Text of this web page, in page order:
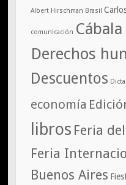
Albert Hirschman Brasil
comunicación
Derechos
Descuentos
economía
libros Feria
Feria
Buenos Aires